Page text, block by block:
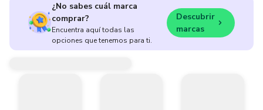
¿No sabes cuál marca
comprar?
Encuentra aquí todas las
opciones que tenemos para ti.
Descubrir
marcas